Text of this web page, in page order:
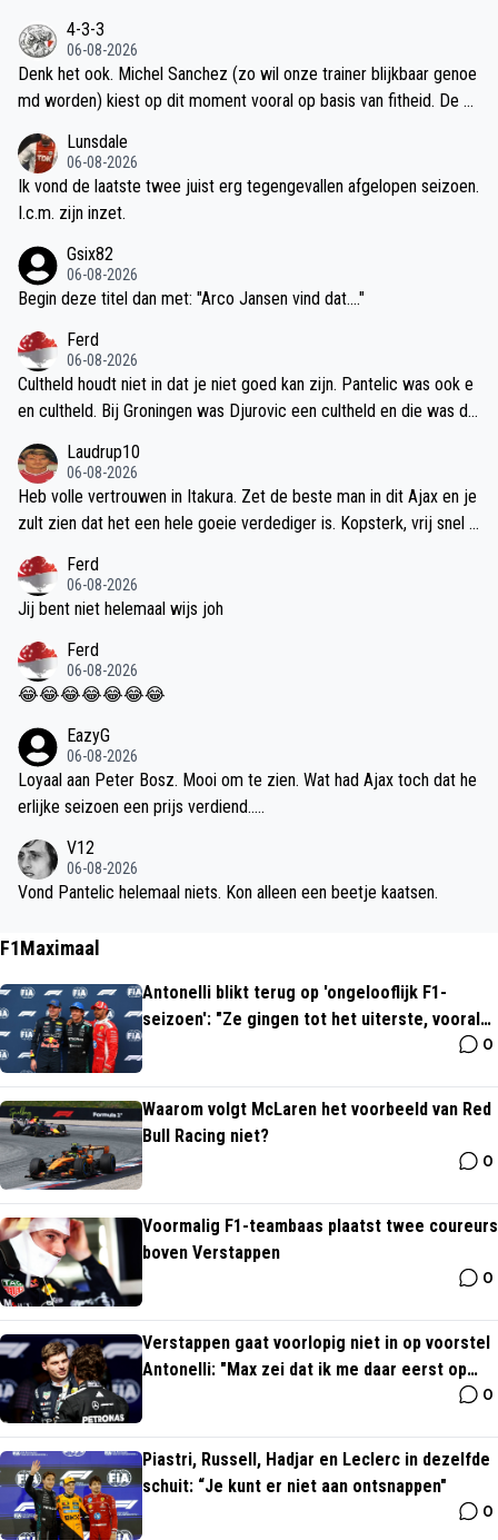
4-3-3
06-08-2026
Denk het ook. Michel Sanchez (zo wil onze trainer blijkbaar genoe
md worden) kiest op dit moment vooral op basis van fitheid. De m
zullen nog even geduld moeten hebben.
Lunsdale
06-08-2026
Ik vond de laatste twee juist erg tegengevallen afgelopen seizoen.
I.c.m. zijn inzet.
Gsix82
06-08-2026
Begin deze titel dan met: "Arco Jansen vind dat...."
Ferd
06-08-2026
Cultheld houdt niet in dat je niet goed kan zijn. Pantelic was ook e
en cultheld. Bij Groningen was Djurovic een cultheld en die was da
Laudrup10
06-08-2026
Heb volle vertrouwen in Itakura. Zet de beste man in dit Ajax en je
zult zien dat het een hele goeie verdediger is. Kopsterk, vrij snel n
stig.
Ferd
06-08-2026
Jij bent niet helemaal wijs joh
Ferd
06-08-2026
😂😂😂😂😂😂😂
EazyG
06-08-2026
Loyaal aan Peter Bosz. Mooi om te zien. Wat had Ajax toch dat he
erlijke seizoen een prijs verdiend.....
V12
06-08-2026
Vond Pantelic helemaal niets. Kon alleen een beetje kaatsen.
F1Maximaal
Antonelli blikt terug op 'ongelooflijk F1-
seizoen': "Ze gingen tot het uiterste, vooral
0
Waarom volgt McLaren het voorbeeld van Red
Bull Racing niet?
0
Voormalig F1-teambaas plaatst twee coureurs
boven Verstappen
0
Verstappen gaat voorlopig niet in op voorstel
Antonelli: "Max zei dat ik me daar eerst op
0
Piastri, Russell, Hadjar en Leclerc in dezelfde
schuit: “Je kunt er niet aan ontsnappen"
0